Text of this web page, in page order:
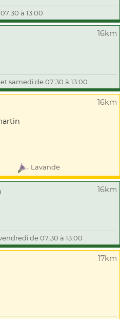
à 13:00
16km
samedi de 07:30 à 13:00
16km
Lavande
16km
de 07:30 à 13:00
17km